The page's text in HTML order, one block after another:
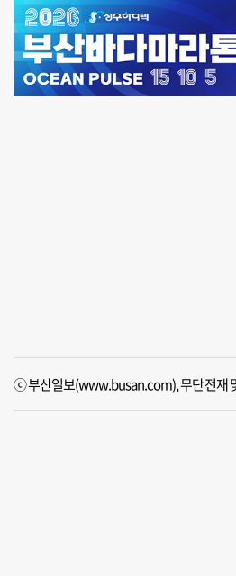
ⓒ 부산일보(www.busan.com), 무단전재